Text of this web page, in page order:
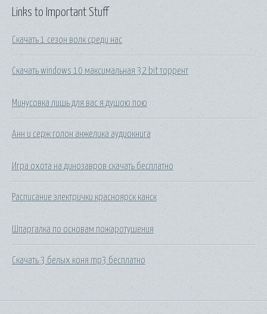
Links to Important Stuff
Скачать 1 сезон волк среди нас
Скачать windows 10 максимальная 32 bit торрент
Минусовка лишь для вас я душою пою
Анн и серж голон анжелика аудиокнига
Игра охота на динозавров скачать бесплатно
Расписание электрички красноярск канск
Шпаргалка по основам пожаротушения
Скачать 3 белых коня mp3 бесплатно